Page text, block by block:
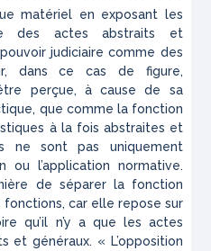
matériel en exposant les
des actes abstraits et
judiciaire comme des
dans ce cas de figure,
perçue, à cause de sa
que comme la fonction
à la fois abstraites et
ne sont pas uniquement
ou l’application normative.
de séparer la fonction
car elle repose sur
qu’il n’y a que les actes
et généraux. « L’opposition